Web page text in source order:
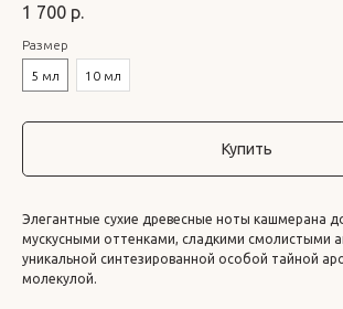
1 700 р.
Размер
5 мл 10 мл
Купить
Элегантные сухие древесные ноты кашмерана
мускусными оттенками, сладкими смолистыми
уникальной синтезированной особой тайной
молекулой.